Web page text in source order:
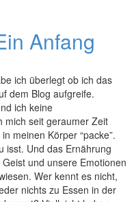
Anfang
ich überlegt ob ich das
dem Blog aufgreife.
ich keine
mich seit geraumer Zeit
meinen Körper “packe”.
isst. Und das Ernährung
und unsere Emotionen
Wer kennt es nicht,
nichts zu Essen in der